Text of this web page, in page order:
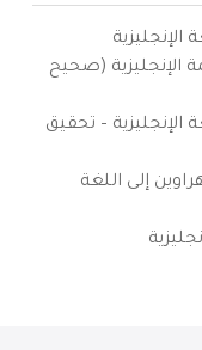
الإنجليزية
الإنجليزية (صحيح
الإنجليزية – تحقيق
إلى اللغة